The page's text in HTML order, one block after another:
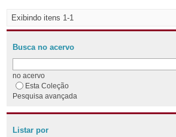
Exibindo itens 1-1
Busca no acervo
no acervo
Esta Coleção
Pesquisa avançada
Listar por